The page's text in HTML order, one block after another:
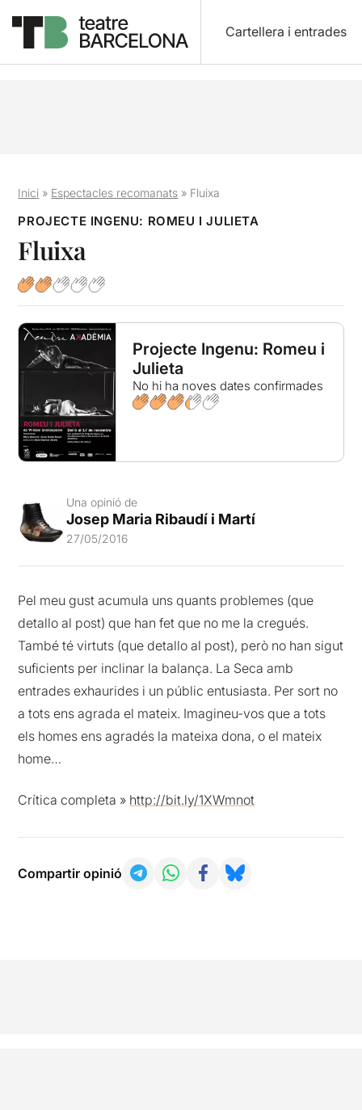
Cartellera i entrades
Inici » Espectacles recomanats » Fluixa
PROJECTE INGENU: ROMEU I JULIETA
Fluixa
Projecte Ingenu: Romeu i
Julieta
No hi ha noves dates confirmades
Una opinió de
Josep Maria Ribaudí i Martí
27/05/2016
Pel meu gust acumula uns quants problemes (que
detallo al post) que han fet que no me la cregués.
També té virtuts (que detallo al post), però no han sigut
suficients per inclinar la balança. La Seca amb
entrades exhaurides i un públic entusiasta. Per sort no
a tots ens agrada el mateix. Imagineu-vos que a tots
els homes ens agradés la mateixa dona, o el mateix
home…
Crítica completa » http://bit.ly/1XWmnot
Compartir opinió